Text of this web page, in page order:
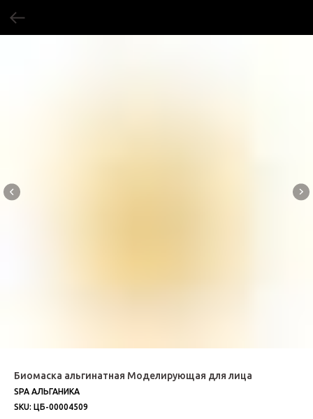
Биомаска альгинатная Моделирующая для лица
SPA АЛЬГАНИКА
SKU: ЦБ-00004509